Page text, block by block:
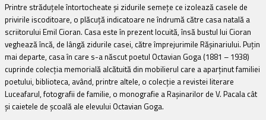
Printre străduţele întortocheate şi zidurile semeţe ce izolează casele de
privirile iscoditoare, o plăcuţă indicatoare ne îndrumă către casa natală a
scriitorului Emil Cioran. Casa este în prezent locuită, însă bustul lui Cioran
veghează încă, de lângă zidurile casei, către împrejurimile Răşinariului. Puţin
mai departe, casa în care s-a născut poetul Octavian Goga (1881 – 1938)
cuprinde colecţia memorială alcătuită din mobilierul care a aparţinut familiei
poetului, biblioteca, având, printre altele, o colecţie a revistei literare
Luceafarul, fotografii de familie, o monografie a Raşinarilor de V. Pacala cât
şi caietele de şcoală ale elevului Octavian Goga.